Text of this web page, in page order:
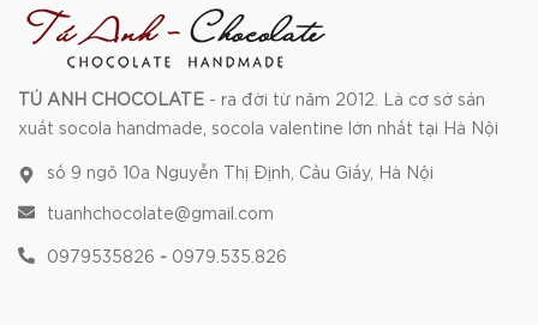
TÚ ANH CHOCOLATE - ra đời từ năm 2012. Là cơ sở sản
xuất socola handmade, socola valentine lớn nhất tại Hà Nội
số 9 ngõ 10a Nguyễn Thị Định, Cầu Giấy, Hà Nội
tuanhchocolate@gmail.com
0979535826 - 0979.535.826